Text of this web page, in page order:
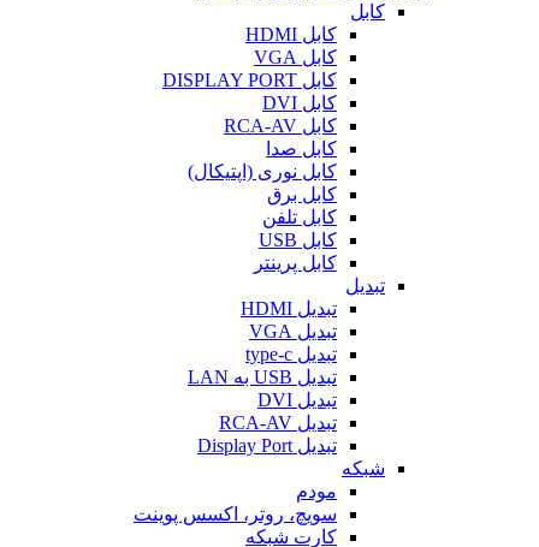
کابل
کابل HDMI
کابل VGA
کابل DISPLAY PORT
کابل DVI
کابل RCA-AV
کابل صدا
کابل نوری (اپتیکال)
کابل برق
کابل تلفن
کابل USB
کابل پرینتر
تبدیل
تبدیل HDMI
تبدیل VGA
تبدیل type-c
تبدیل USB به LAN
تبدیل DVI
تبدیل RCA-AV
تبدیل Display Port
شبکه
مودم
سویچ، روتر، اکسس پوینت
کارت شبکه